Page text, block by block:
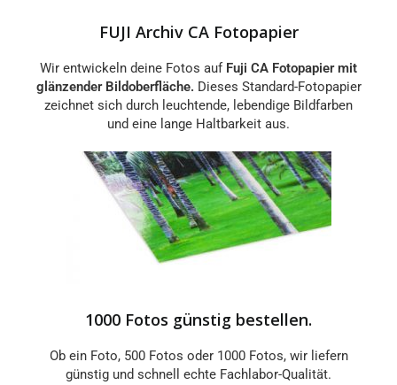
FUJI Archiv CA Fotopapier
Wir entwickeln deine Fotos auf Fuji CA Fotopapier mit
glänzender Bildoberfläche. Dieses Standard-Fotopapier
zeichnet sich durch leuchtende, lebendige Bildfarben
und eine lange Haltbarkeit aus.
1000 Fotos günstig bestellen.
Ob ein Foto, 500 Fotos oder 1000 Fotos, wir liefern
günstig und schnell echte Fachlabor-Qualität.